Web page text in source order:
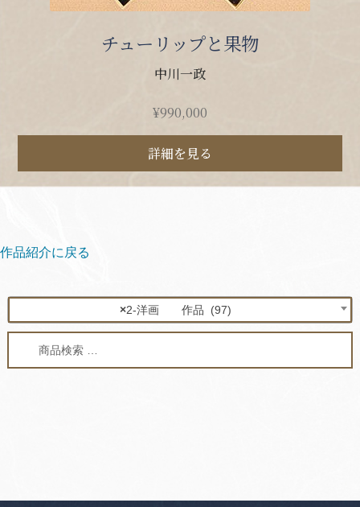
チューリップと果物
中川一政
¥990,000
詳細を見る
作品紹介に戻る
×2-洋画 作品 (97)